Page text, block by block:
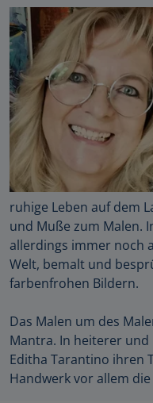
ruhige Leben auf dem
und Muße zum Malen.
allerdings immer noch
Welt, bemalt und
farbenfrohen Bildern.
Das Malen um des
Mantra. In heiterer
Editha Tarantino ihren
Handwerk vor allem